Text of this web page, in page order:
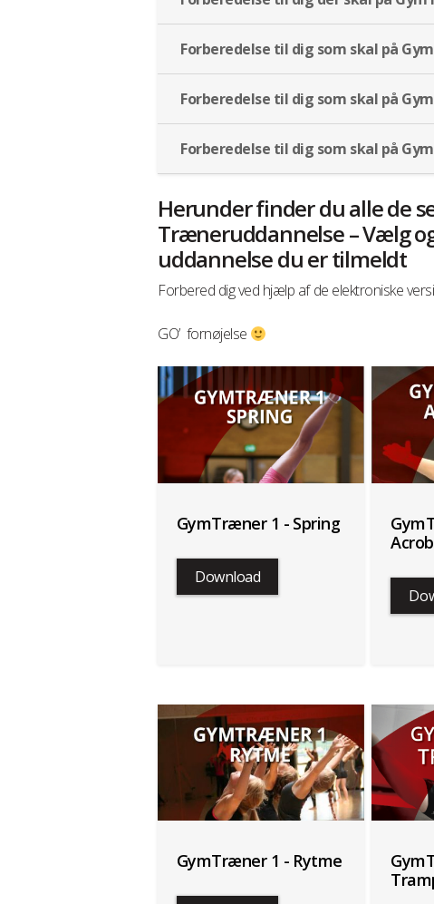
Forberedelse til dig som skal på
Forberedelse til dig som skal på
Forberedelse til dig som skal på
Herunder finder du alle de
Træneruddannelse – Vælg
uddannelse du er tilmeldt
Forbered dig ved hjælp af de elektroniske
GO’ fornøjelse
GymTræner 1 - Spring
Download
GymTræner 1 - Rytme